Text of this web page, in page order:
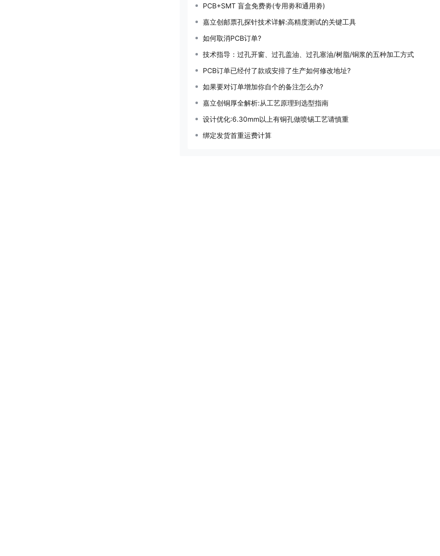
PCB+SMT 盲盒免费劵(专用劵和通用劵)
嘉立创邮票孔探针技术详解:高精度测试的关键工具
如何取消PCB订单?
技术指导：过孔开窗、过孔盖油、过孔塞油/树脂/铜浆的五种加工方式
PCB订单已经付了款或安排了生产如何修改地址?
如果要对订单增加你自个的备注怎么办?
嘉立创铜厚全解析:从工艺原理到选型指南
设计优化:6.30mm以上有铜孔做喷锡工艺请慎重
绑定发货首重运费计算